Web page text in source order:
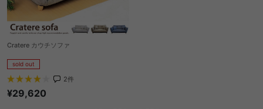
Cratere カウチソファ
sold out
2件
¥29,620